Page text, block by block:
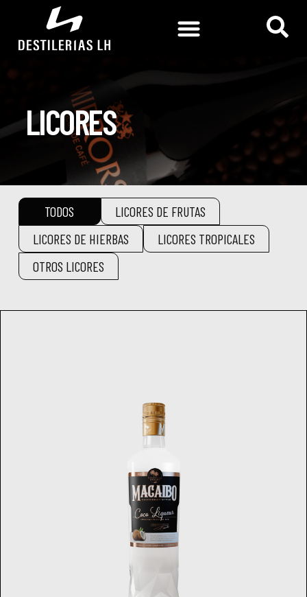
LICORES
TODOS
LICORES DE FRUTAS
LICORES DE HIERBAS
LICORES TROPICALES
OTROS LICORES